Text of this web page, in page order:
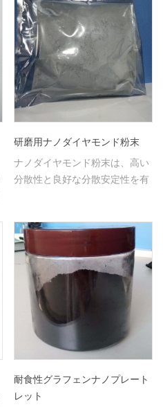
ドにおけるシリコントランジス
タの 未来。
研磨用ナノダイヤモンド粉末
ナノダイヤモンド粉末は、高い
分散性と良好な分散安定性を有
耐食性グラフェンナノプレート
レット